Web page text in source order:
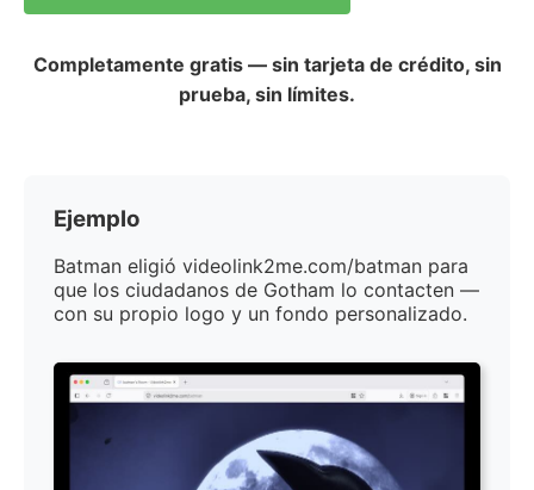
Completamente gratis — sin tarjeta de crédito, sin
prueba, sin límites.
Ejemplo
Batman eligió videolink2me.com/batman para
que los ciudadanos de Gotham lo contacten —
con su propio logo y un fondo personalizado.